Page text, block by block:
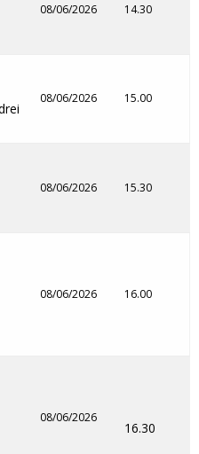
08/06/2026 14.30
08/06/2026 15.00
08/06/2026 15.30
08/06/2026 16.00
08/06/2026
16.30